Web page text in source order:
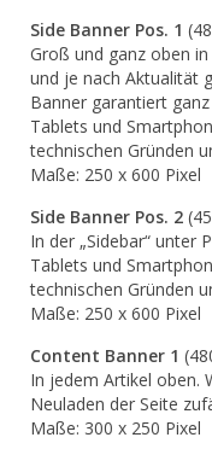
Side Banner Pos. 1
Groß und ganz oben in
und je nach Aktualität
Banner garantiert
Tablets und
technischen Gründen
Maße: 250 x 600 Pixel
Side Banner Pos. 2
In der „Sidebar“ unter
Tablets und
technischen Gründen
Maße: 250 x 600 Pixel
Content Banner 1
In jedem Artikel oben.
Neuladen der Seite
Maße: 300 x 250 Pixel